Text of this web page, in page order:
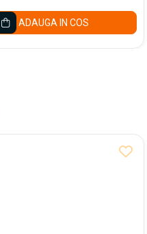
ADAUGA IN COS